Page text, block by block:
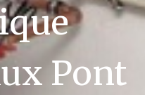
Pont